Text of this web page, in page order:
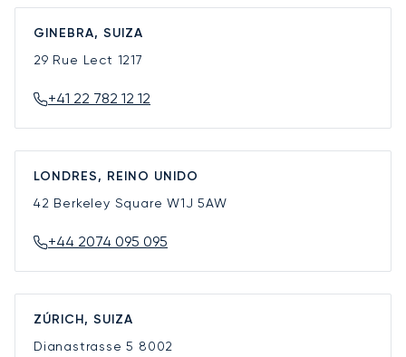
GINEBRA, SUIZA
29 Rue Lect 1217
+41 22 782 12 12
LONDRES, REINO UNIDO
42 Berkeley SquareW1J 5AW
+44 2074 095 095
ZÚRICH, SUIZA
Dianastrasse 5 8002